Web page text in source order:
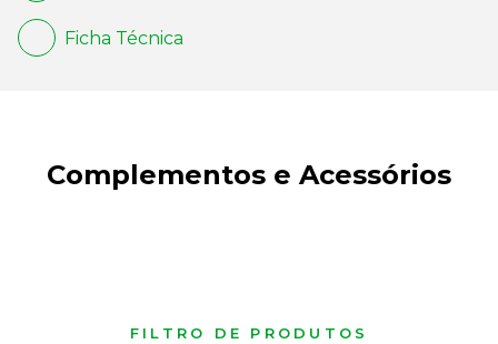
Ficha Técnica
Complementos e Acessórios
FILTRO DE PRODUTOS